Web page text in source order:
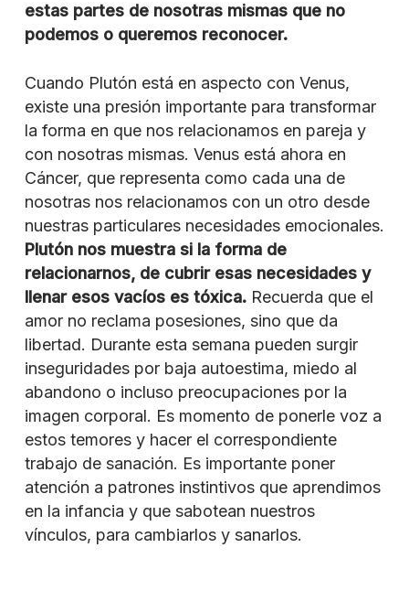
estas partes de nosotras mismas que no
podemos o queremos reconocer.
Cuando Plutón está en aspecto con Venus,
existe una presión importante para transformar
la forma en que nos relacionamos en pareja y
con nosotras mismas. Venus está ahora en
Cáncer, que representa como cada una de
nosotras nos relacionamos con un otro desde
nuestras particulares necesidades emocionales.
Plutón nos muestra si la forma de
relacionarnos, de cubrir esas necesidades y
llenar esos vacíos es tóxica.Recuerda que el
amor no reclama posesiones, sino que da
libertad. Durante esta semana pueden surgir
inseguridades por baja autoestima, miedo al
abandono o incluso preocupaciones por la
imagen corporal. Es momento de ponerle voz a
estos temores y hacer el correspondiente
trabajo de sanación. Es importante poner
atención a patrones instintivos que aprendimos
en la infancia y que sabotean nuestros
vínculos, para cambiarlos y sanarlos.